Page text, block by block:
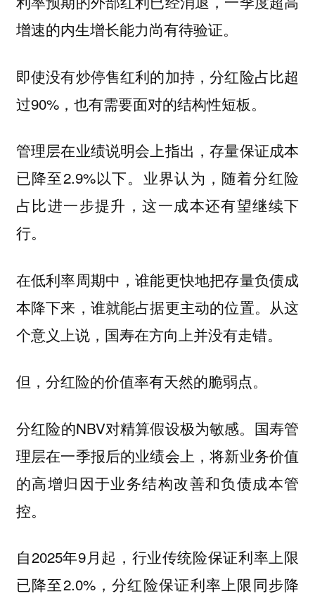
增速的内生增长能力尚有待验证。
即使没有炒停售红利的加持，分红险占比超
过90%，也有需要面对的结构性短板。
管理层在业绩说明会上指出，存量保证成本
已降至2.9%以下。业界认为，随着分红险
占比进一步提升，这一成本还有望继续下
行。
在低利率周期中，谁能更快地把存量负债成
本降下来，谁就能占据更主动的位置。从这
个意义上说，国寿在方向上并没有走错。
但，分红险的价值率有天然的脆弱点。
分红险的NBV对精算假设极为敏感。国寿管
理层在一季报后的业绩会上，将新业务价值
的高增归因于业务结构改善和负债成本管
控。
自2025年9月起，行业传统险保证利率上限
已降至2.0%，分红险保证利率上限同步降